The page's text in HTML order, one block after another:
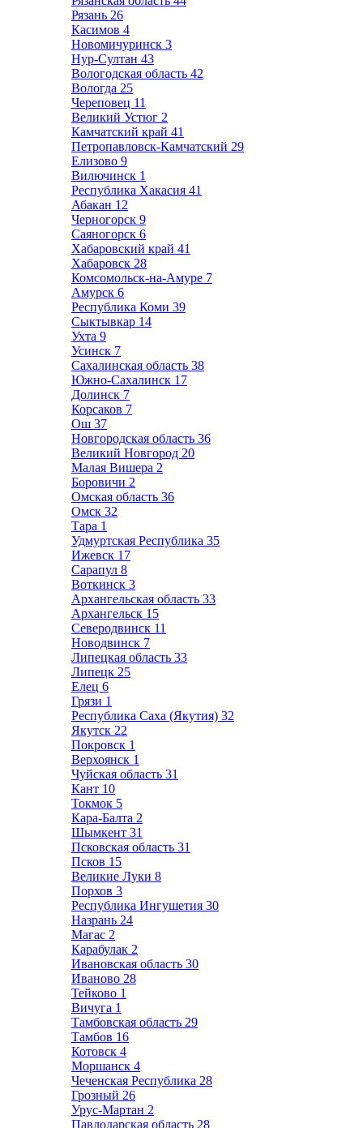
Рязань 26
Касимов 4
Новомичуринск 3
Нур-Султан 43
Вологодская область 42
Вологда 25
Череповец 11
Великий Устюг 2
Камчатский край 41
Петропавловск-Камчатский 29
Елизово 9
Вилючинск 1
Республика Хакасия 41
Абакан 12
Черногорск 9
Саяногорск 6
Хабаровский край 41
Хабаровск 28
Комсомольск-на-Амуре 7
Амурск 6
Республика Коми 39
Сыктывкар 14
Ухта 9
Усинск 7
Сахалинская область 38
Южно-Сахалинск 17
Долинск 7
Корсаков 7
Ош 37
Новгородская область 36
Великий Новгород 20
Малая Вишера 2
Боровичи 2
Омская область 36
Омск 32
Тара 1
Удмуртская Республика 35
Ижевск 17
Сарапул 8
Воткинск 3
Архангельская область 33
Архангельск 15
Северодвинск 11
Новодвинск 7
Липецкая область 33
Липецк 25
Елец 6
Грязи 1
Республика Саха (Якутия) 32
Якутск 22
Покровск 1
Верхоянск 1
Чуйская область 31
Кант 10
Токмок 5
Кара-Балта 2
Шымкент 31
Псковская область 31
Псков 15
Великие Луки 8
Порхов 3
Республика Ингушетия 30
Назрань 24
Магас 2
Карабулак 2
Ивановская область 30
Иваново 28
Тейково 1
Вичуга 1
Тамбовская область 29
Тамбов 16
Котовск 4
Моршанск 4
Чеченская Республика 28
Грозный 26
Урус-Мартан 2
Павлодарская область 28